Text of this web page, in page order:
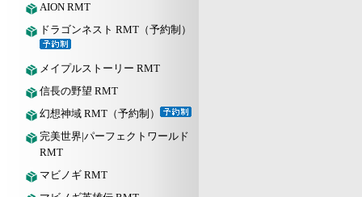
AION RMT
ドラゴンネスト RMT（予約制）
メイプルストーリー RMT
信長の野望 RMT
幻想神域 RMT（予約制）
完美世界|パーフェクトワールド
RMT
マビノギ RMT